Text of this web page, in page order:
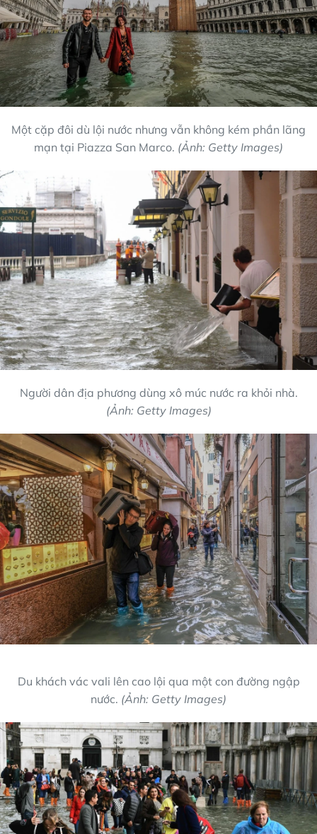
Một cặp đôi dù lội nước nhưng vẫn không kém phần lãng
mạn tại Piazza San Marco. (Ảnh: Getty Images)
Người dân địa phương dùng xô múc nước ra khỏi nhà.
(Ảnh: Getty Images)
Du khách vác vali lên cao lội qua một con đường ngập
nước. (Ảnh: Getty Images)